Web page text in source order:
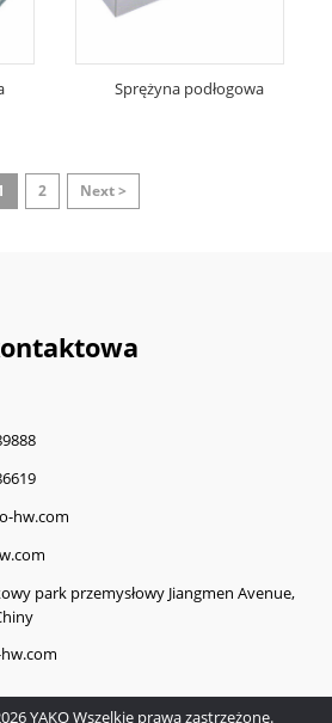
Sprężyna podłogowa
2 Next >
hw.com
park przemysłowy Jiangmen Avenue,
YAKO Wszelkie prawa zastrzeżone.